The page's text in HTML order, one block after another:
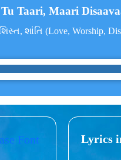
Taari, Maari
શાંતિ (Love, Worship,
Lyrics